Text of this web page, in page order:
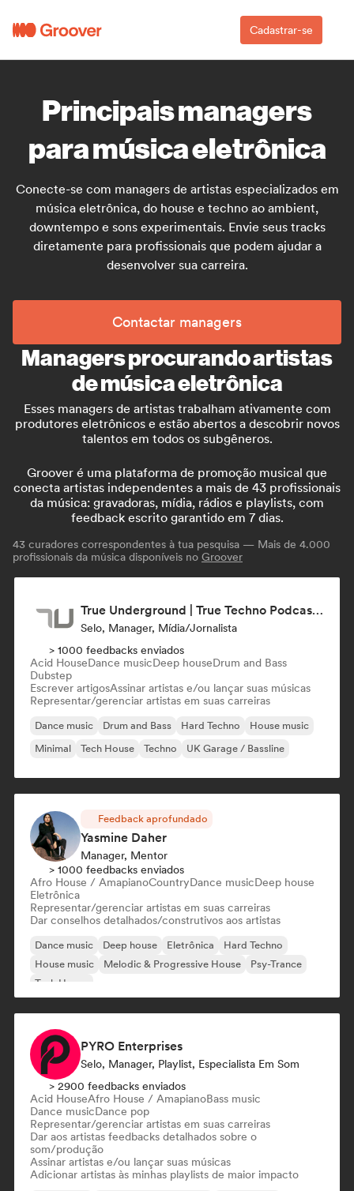
Cadastrar-se
Principais managers
para música eletrônica
Conecte-se com managers de artistas especializados em
música eletrônica, do house e techno ao ambient,
downtempo e sons experimentais. Envie seus tracks
diretamente para profissionais que podem ajudar a
desenvolver sua carreira.
Contactar managers
Managers procurando artistas
de música eletrônica
Esses managers de artistas trabalham ativamente com
produtores eletrônicos e estão abertos a descobrir novos
talentos em todos os subgêneros.
Groover é uma plataforma de promoção musical que
conecta artistas independentes a mais de 43 profissionais
da música: gravadoras, mídia, rádios e playlists, com
feedback escrito garantido em 7 dias.
43 curadores correspondentes à tua pesquisa — Mais de 4.000
profissionais da música disponíveis no Groover
True Underground | True Techno Podcast | ONE
Selo, Manager, Mídia/Jornalista
> 1000 feedbacks enviados
Acid HouseDance musicDeep houseDrum and Bass
Dubstep
Escrever artigosAssinar artistas e/ou lançar suas músicas
Representar/gerenciar artistas em suas carreiras
Dance music Drum and Bass Hard Techno
House music
Minimal
Tech House Techno UK Garage / Bassline
Feedback aprofundado
Yasmine Daher
Manager, Mentor
> 1000 feedbacks enviados
Afro House / AmapianoCountryDance musicDeep house
Eletrônica
Representar/gerenciar artistas em suas carreiras
Dar conselhos detalhados/construtivos aos artistas
Dance music Deep house Eletrônica
Hard Techno
House music
Melodic & Progressive House
Psy-Trance
Tech House
PYRO Enterprises
Selo, Manager, Playlist, Especialista Em Som
> 2900 feedbacks enviados
Acid HouseAfro House / AmapianoBass music
Dance musicDance pop
Representar/gerenciar artistas em suas carreiras
Dar aos artistas feedbacks detalhados sobre o
som/produção
Assinar artistas e/ou lançar suas músicas
Adicionar artistas às minhas playlists de maior impacto